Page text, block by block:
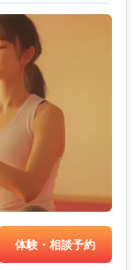
体験・相談予約